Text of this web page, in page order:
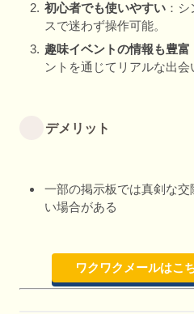
初心者でも使いやすい ：
スで迷わず操作可能。
趣味イベントの情報も豊富
ントを通じてリアルな出会
デメリット
一部の掲示板では真剣な
い場合がある
ワクワクメールはこ